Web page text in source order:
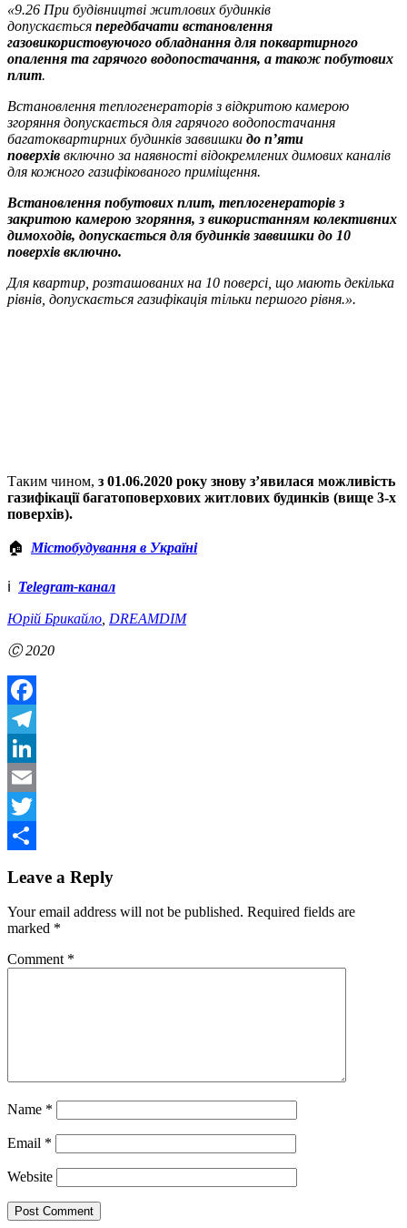
«9.26 При будівництві житлових будинків
допускається передбачати встановлення
газовикористовуючого обладнання для поквартирного
опалення та гарячого водопостачання, а також побутових
плит.
Встановлення теплогенераторів з відкритою камерою
згоряння допускається для гарячого водопостачання
багатоквартирних будинків заввишки до п’яти
поверхів включно за наявності відокремлених димових каналів
для кожного газифікованого приміщення.
Встановлення побутових плит, теплогенераторів з
закритою камерою згоряння, з використанням колективних
димоходів, допускається для будинків заввишки до 10
поверхів включно.
Для квартир, розташованих на 10 поверсі, що мають декілька
рівнів, допускається газифікація тільки першого рівня.».
Таким чином, з 01.06.2020 року знову з’явилася можливість
газифікації багатоповерхових житлових будинків (вище 3-х
поверхів).
🏠 Містобудування в Україні
ℹ️ Telegram-канал
Юрій Брикайло DREAMDIM
Ⓒ 2020
Facebook
Telegram
LinkedIn
Email
Twitter
Leave a Reply
Your email address will not be published. Required fields are
marked *
Comment *
Name *
Email *
Website